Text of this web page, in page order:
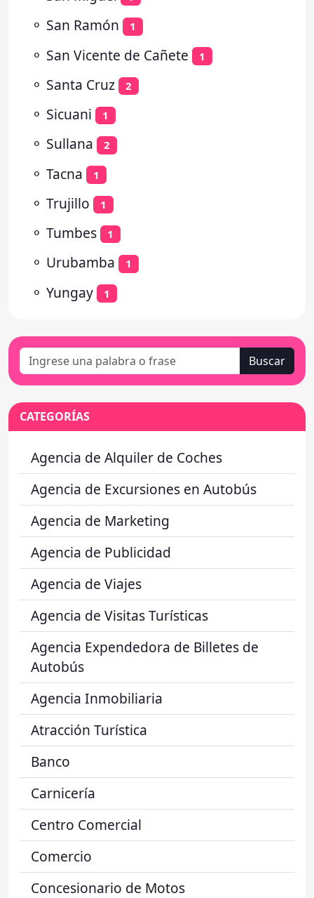
⚬ San Ramón 1
⚬ San Vicente de Cañete 1
⚬ Santa Cruz 2
⚬ Sicuani 1
⚬ Sullana 2
⚬ Tacna 1
⚬ Trujillo 1
⚬ Tumbes 1
⚬ Urubamba 1
⚬ Yungay 1
Buscar
CATEGORÍAS
Agencia de Alquiler de Coches
Agencia de Excursiones en Autobús
Agencia de Marketing
Agencia de Publicidad
Agencia de Viajes
Agencia de Visitas Turísticas
Agencia Expendedora de Billetes de
Autobús
Agencia Inmobiliaria
Atracción Turística
Banco
Carnicería
Centro Comercial
Comercio
Concesionario de Motos